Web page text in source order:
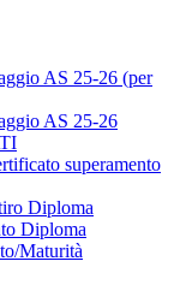
AS 25-26 (per
AS 25-26
superamento
Diploma
Diploma
Maturità